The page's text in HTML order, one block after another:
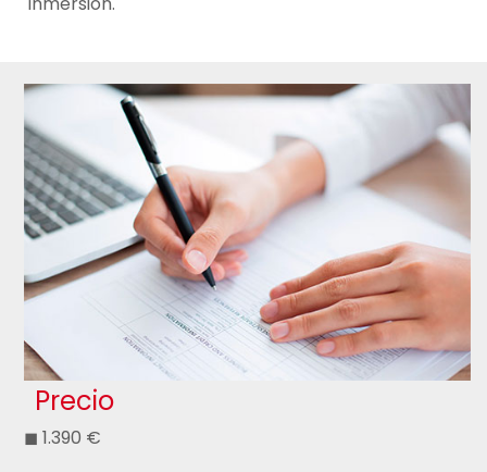
Precio
◼ 1.390 €